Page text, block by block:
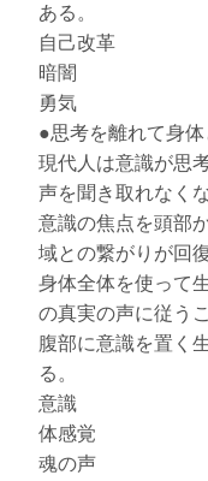
ある。
自己改革
暗闇
勇気
●思考を離れて身
現代人は意識が思
声を聞き取れなく
意識の焦点を頭部
域との繋がりが回
身体全体を使って
の真実の声に従う
腹部に意識を置く
る。
意識
体感覚
魂の声